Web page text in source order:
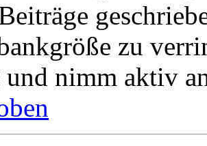
zu
und nimm aktiv